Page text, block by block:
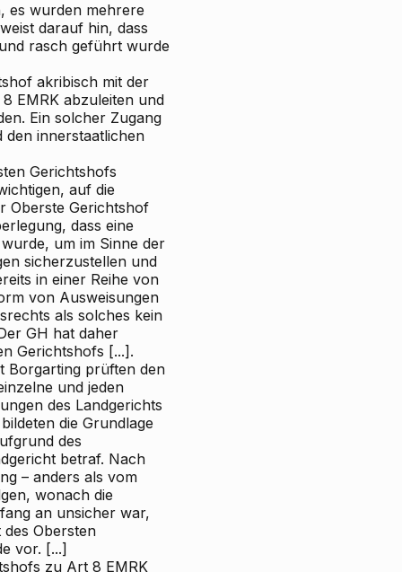
es wurden mehrere
darauf hin, dass
rasch geführt wurde
akribisch mit der
EMRK abzuleiten und
Ein solcher Zugang
den innerstaatlichen
Gerichtshofs
auf die
Oberste Gerichtshof
dass eine
um im Sinne der
sicherzustellen und
in einer Reihe von
von Ausweisungen
als solches kein
GH hat daher
Gerichtshofs [...].
Borgarting prüften den
und jeden
des Landgerichts
die Grundlage
des
betraf. Nach
– anders als vom
wonach die
an unsicher war,
Obersten
vor. [...]
zu Art 8 EMRK